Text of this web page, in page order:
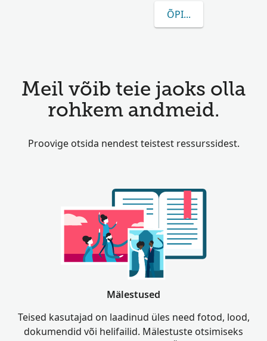
ÕPI ROHKEM
Meil võib teie jaoks olla
rohkem andmeid.
Proovige otsida nendest teistest ressurssidest.
Mälestused
Teised kasutajad on laadinud üles need fotod, lood,
dokumendid või helifailid. Mälestuste otsimiseks